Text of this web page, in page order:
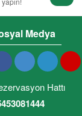
Medya
Hattı